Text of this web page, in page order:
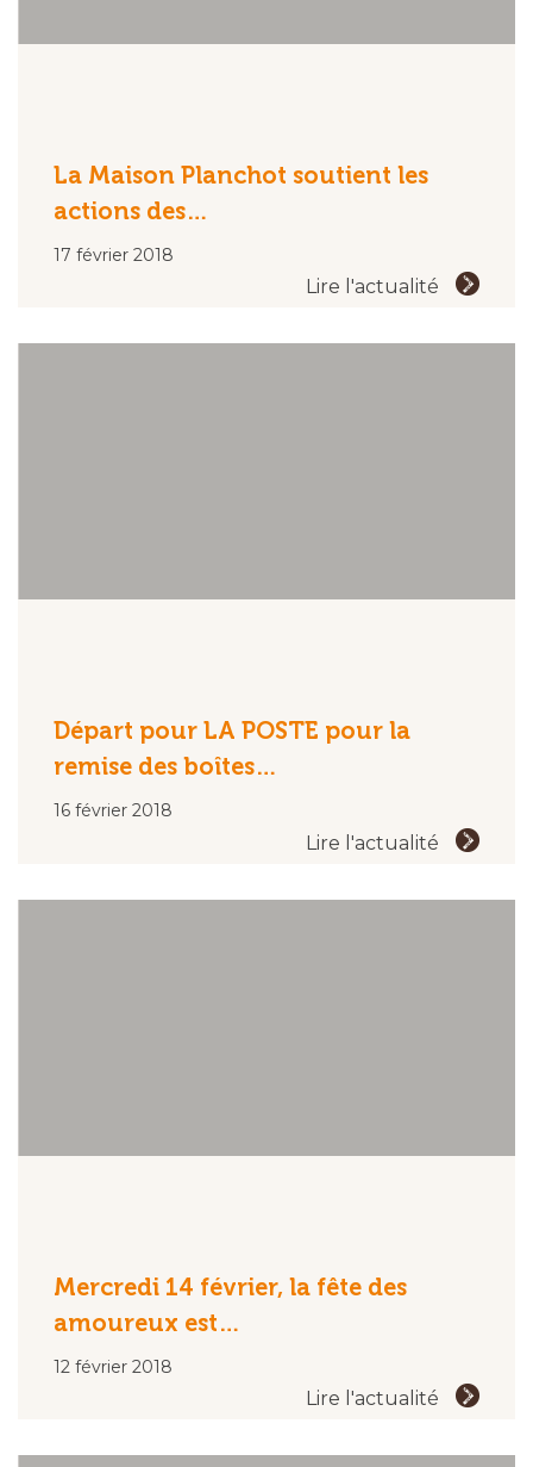
La Maison Planchot soutient les
actions des…
17 février 2018
Lire l'actualité
Départ pour LA POSTE pour la
remise des boîtes…
16 février 2018
Lire l'actualité
Mercredi 14 février, la fête des
amoureux est…
12 février 2018
Lire l'actualité